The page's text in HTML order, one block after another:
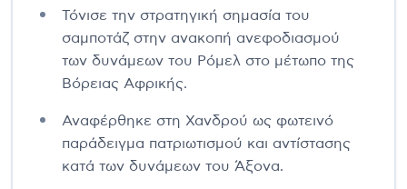
Τόνισε την στρατηγική σημασία του
σαμποτάζ στην ανακοπή ανεφοδιασμού
των δυνάμεων του Ρόμελ στο μέτωπο της
Βόρειας Αφρικής.
Αναφέρθηκε στη Χανδρού ως φωτεινό
παράδειγμα πατριωτισμού και αντίστασης
κατά των δυνάμεων του Άξονα.